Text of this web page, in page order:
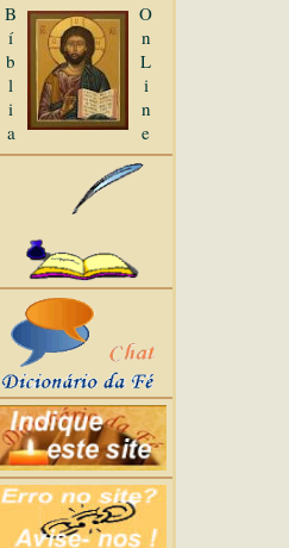
B
í
b
l
i
a
O
n
L
i
n
e